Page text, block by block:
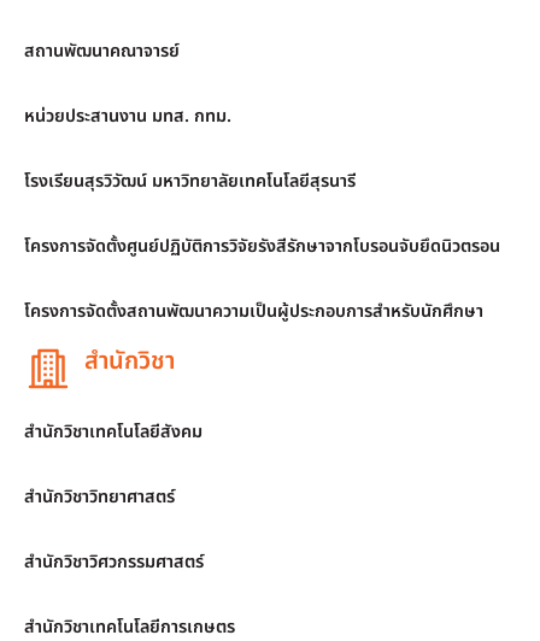
สถานพัฒนาคณาจารย์
หน่วยประสานงาน มทส. กทม.
โรงเรียนสุรวิวัฒน์ มหาวิทยาลัยเทคโนโลยีสุรนารี
โครงการจัดตั้งศูนย์ปฏิบัติการวิจัยรังสีรักษาจากโบรอนจับยึดนิวตรอน
โครงการจัดตั้งสถานพัฒนาความเป็นผู้ประกอบการสำหรับนักศึกษา
สำนักวิชา
สำนักวิชาเทคโนโลยีสังคม
สำนักวิชาวิทยาศาสตร์
สำนักวิชาวิศวกรรมศาสตร์
สำนักวิชาเทคโนโลยีการเกษตร